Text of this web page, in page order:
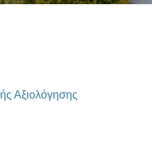
Αξιολόγησης